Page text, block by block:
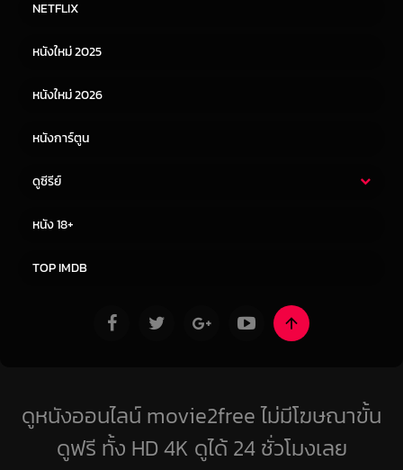
หนังจีน
NETFLIX
หนังใหม่ 2025
หนังใหม่ 2026
หนังการ์ตูน
ดูซีรีย์
หนัง 18+
TOP IMDB
ดูหนังออนไลน์ movie2free ไม่มีโฆษณาขั้น
ดูฟรี ทั้ง HD 4K ดูได้ 24 ชั่วโมงเลย